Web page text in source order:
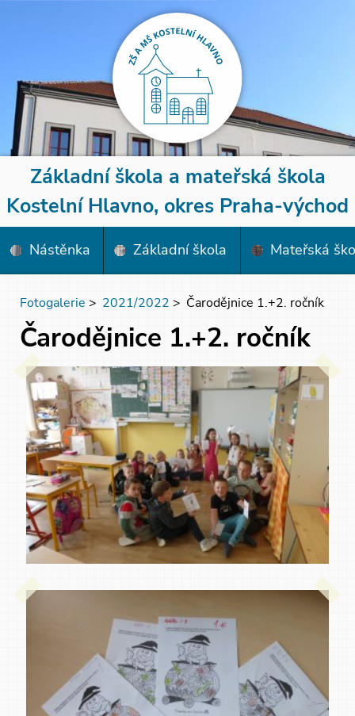
Základní škola a mateřská škola
Kostelní Hlavno, okres Praha-východ
Nástěnka Základní škola Mateřská
Fotogalerie > 2021/2022 > Čarodějnice 1.+2. ročník
Čarodějnice 1.+2. ročník